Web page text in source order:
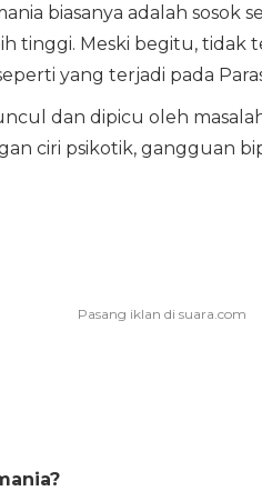
biasanya adalah sosok
tinggi. Meski begitu,
yang terjadi pada
dan dipicu oleh
ciri psikotik, gangguan